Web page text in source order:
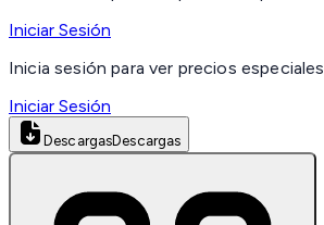
Iniciar Sesión
Inicia sesión para ver precios especiales
Iniciar Sesión
DescargasDescargas